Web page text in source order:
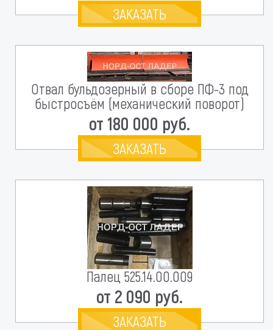
ЗАКАЗАТЬ
Отвал бульдозерный в сборе ПФ-3 под
быстросъём (механический поворот)
от 180 000 руб.
ЗАКАЗАТЬ
Палец 525.14.00.009
от 2 090 руб.
ЗАКАЗАТЬ